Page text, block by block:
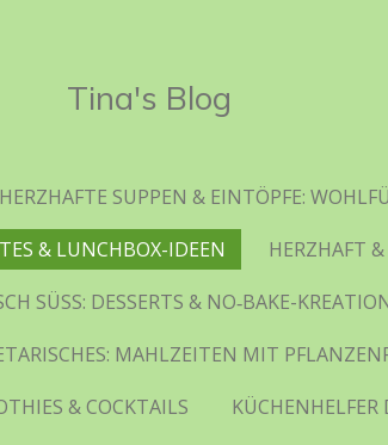
Tina's Blog
HERZHAFTE SUPPEN & EINTÖPFE:
& LUNCHBOX-IDEEN
HERZHAFT
SÜSS: DESSERTS & NO‑BAKE-
MAHLZEITEN MIT
& COCKTAILS